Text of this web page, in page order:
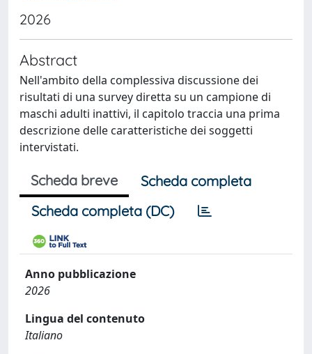
2026
Abstract
Nell'ambito della complessiva discussione dei
risultati di una survey diretta su un campione di
maschi adulti inattivi, il capitolo traccia una prima
descrizione delle caratteristiche dei soggetti
intervistati.
Scheda breve
Scheda completa
Scheda completa (DC)
Anno pubblicazione
2026
Lingua del contenuto
Italiano